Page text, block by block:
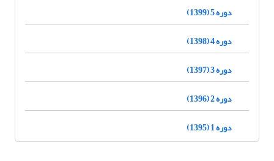
دوره 5 (1399)
دوره 4 (1398)
دوره 3 (1397)
دوره 2 (1396)
دوره 1 (1395)